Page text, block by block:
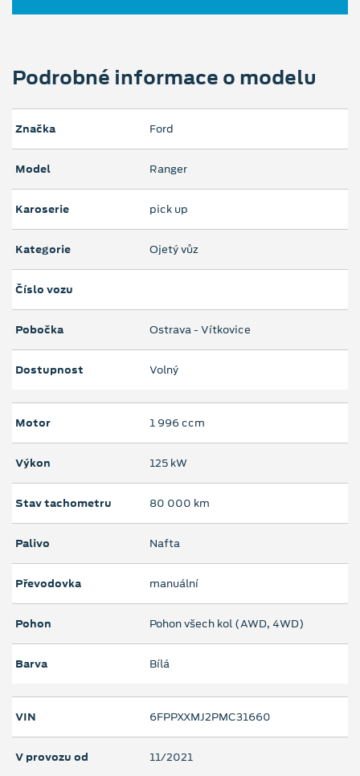
Podrobné informace o modelu
Značka Ford
Model Ranger
Karoserie pick up
Kategorie Ojetý vůz
Číslo vozu
Pobočka Ostrava - Vítkovice
Dostupnost Volný
Motor 1 996 ccm
Výkon 125 kW
Stav tachometru 80 000 km
Palivo Nafta
Převodovka manuální
Pohon Pohon všech kol (AWD, 4WD)
Barva Bílá
VIN 6FPPXXMJ2PMC31660
V provozu od 11/2021